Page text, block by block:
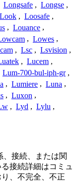
Longsafe , Longse ,
Look , Loosafe ,
, Louance ,
, Lowes ,
, Lsc , Lsvision ,
, Lucem ,
Lum-700-bul-iph-gr ,
, Lumiere , Luna ,
, Luxon ,
, Lyd , Lylu ,
、接続、または関
接続詳細はコミュ
、不完全、不正